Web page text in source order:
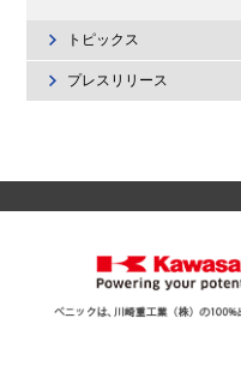
トピックス
プレスリリース